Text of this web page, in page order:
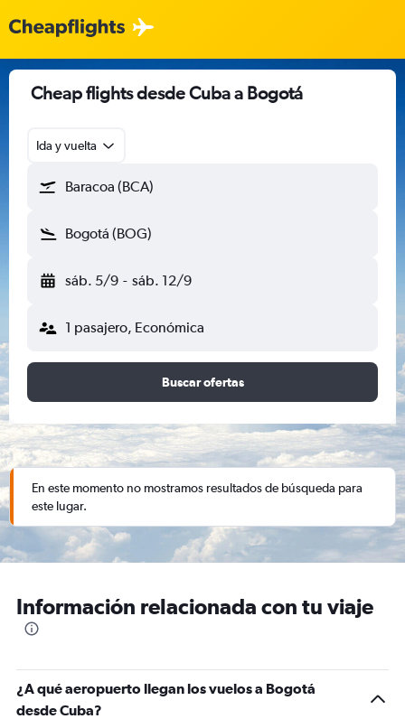
Cheap flights desde Cuba a Bogotá
Ida y vuelta
Baracoa (BCA)
Bogotá (BOG)
sáb. 5/9 - sáb. 12/9
1 pasajero, Económica
Buscar ofertas
En este momento no mostramos resultados de búsqueda para
este lugar.
Información relacionada con tu viaje
¿A qué aeropuerto llegan los vuelos a Bogotá
desde Cuba?